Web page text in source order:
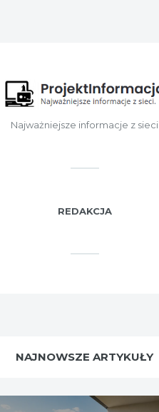
Najważniejsze informacje z sieci
REDAKCJA
NAJNOWSZE ARTYKUŁY